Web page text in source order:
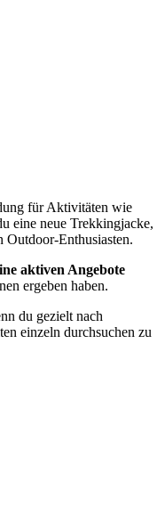
für Aktivitäten wie
eine neue Trekkingjacke,
Outdoor-Enthusiasten.
aktiven Angebote
ergeben haben.
du gezielt nach
einzeln durchsuchen zu